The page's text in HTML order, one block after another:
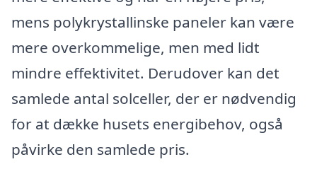
mens polykrystallinske paneler kan være
mere overkommelige, men med lidt
mindre effektivitet. Derudover kan det
samlede antal solceller, der er nødvendig
for at dække husets energibehov, også
påvirke den samlede pris.